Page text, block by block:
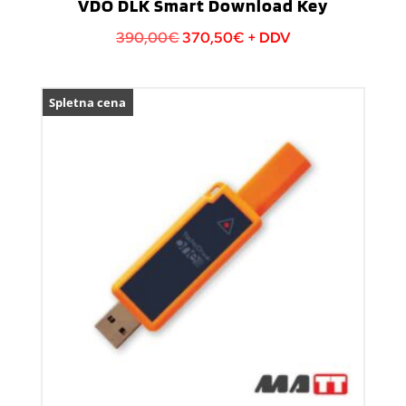
VDO DLK Smart Download Key
390,00€Izvirna
370,50€Trenutna
+ DDV
Spletna cena